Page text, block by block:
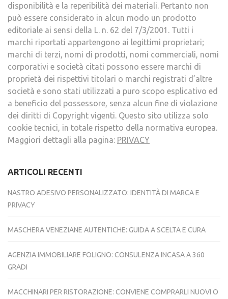
disponibilità e la reperibilità dei materiali. Pertanto non
può essere considerato in alcun modo un prodotto
editoriale ai sensi della L. n. 62 del 7/3/2001. Tutti i
marchi riportati appartengono ai legittimi proprietari;
marchi di terzi, nomi di prodotti, nomi commerciali, nomi
corporativi e società citati possono essere marchi di
proprietà dei rispettivi titolari o marchi registrati d’altre
società e sono stati utilizzati a puro scopo esplicativo ed
a beneficio del possessore, senza alcun fine di violazione
dei diritti di Copyright vigenti. Questo sito utilizza solo
cookie tecnici, in totale rispetto della normativa europea.
Maggiori dettagli alla pagina: PRIVACY
ARTICOLI RECENTI
NASTRO ADESIVO PERSONALIZZATO: IDENTITÀ DI MARCA E
PRIVACY
MASCHERA VENEZIANE AUTENTICHE: GUIDA A SCELTA E CURA
AGENZIA IMMOBILIARE FOLIGNO: CONSULENZA INCASA A 360
GRADI
MACCHINARI PER RISTORAZIONE: CONVIENE COMPRARLI NUOVI O